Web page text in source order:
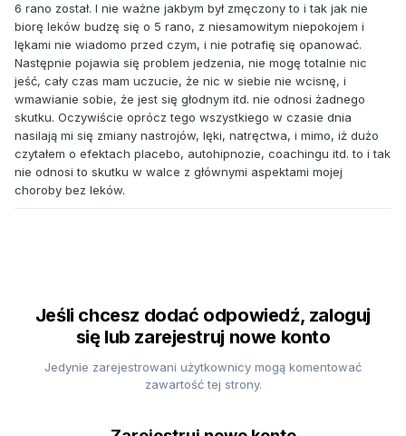
6 rano został. I nie ważne jakbym był zmęczony to i tak jak nie
biorę leków budzę się o 5 rano, z niesamowitym niepokojem i
lękami nie wiadomo przed czym, i nie potrafię się opanować.
Następnie pojawia się problem jedzenia, nie mogę totalnie nic
jeść, cały czas mam uczucie, że nic w siebie nie wcisnę, i
wmawianie sobie, że jest się głodnym itd. nie odnosi żadnego
skutku. Oczywiście oprócz tego wszystkiego w czasie dnia
nasilają mi się zmiany nastrojów, lęki, natręctwa, i mimo, iż dużo
czytałem o efektach placebo, autohipnozie, coachingu itd. to i tak
nie odnosi to skutku w walce z głównymi aspektami mojej
choroby bez leków.
Jeśli chcesz dodać odpowiedź, zaloguj
się lub zarejestruj nowe konto
Jedynie zarejestrowani użytkownicy mogą komentować
zawartość tej strony.